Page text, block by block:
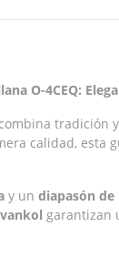
O-4CEQ:
combina tradición
calidad, esta
y un diapasón de
garantizan